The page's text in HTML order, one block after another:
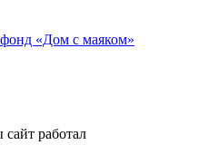
«Дом с маяком»
работал